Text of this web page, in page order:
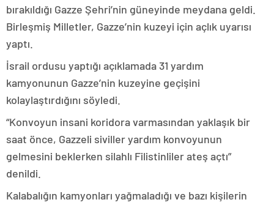
bırakıldığı Gazze Şehri’nin güneyinde meydana geldi.
Birleşmiş Milletler, Gazze’nin kuzeyi için açlık uyarısı
yaptı.
İsrail ordusu yaptığı açıklamada 31 yardım
kamyonunun Gazze’nin kuzeyine geçişini
kolaylaştırdığını söyledi.
“Konvoyun insani koridora varmasından yaklaşık bir
saat önce, Gazzeli siviller yardım konvoyunun
gelmesini beklerken silahlı Filistinliler ateş açtı”
denildi.
Kalabalığın kamyonları yağmaladığı ve bazı kişilerin